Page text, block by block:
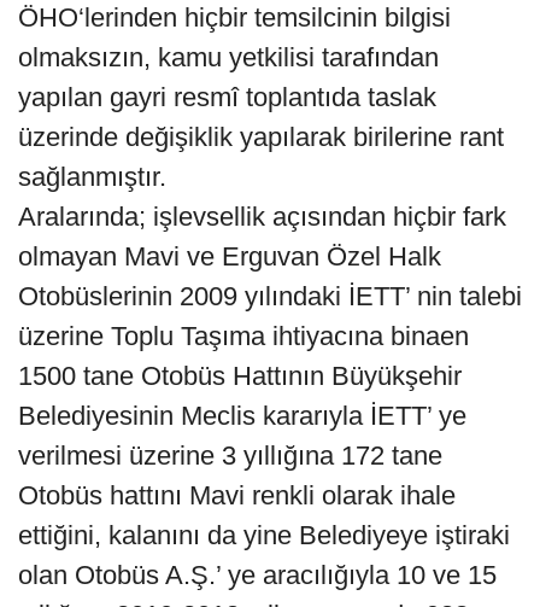
ÖHO‘lerinden hiçbir temsilcinin bilgisi
olmaksızın, kamu yetkilisi tarafından
yapılan gayri resmî toplantıda taslak
üzerinde değişiklik yapılarak birilerine rant
sağlanmıştır.
Aralarında; işlevsellik açısından hiçbir fark
olmayan Mavi ve Erguvan Özel Halk
Otobüslerinin 2009 yılındaki İETT’ nin talebi
üzerine Toplu Taşıma ihtiyacına binaen
1500 tane Otobüs Hattının Büyükşehir
Belediyesinin Meclis kararıyla İETT’ ye
verilmesi üzerine 3 yıllığına 172 tane
Otobüs hattını Mavi renkli olarak ihale
ettiğini, kalanını da yine Belediyeye iştiraki
olan Otobüs A.Ş.’ ye aracılığıyla 10 ve 15